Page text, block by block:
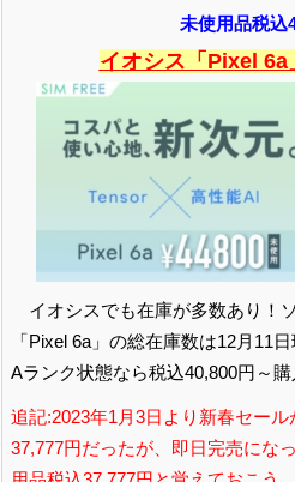
未使用品税込
イオシス「Pixel 6a
イオシスでも在庫が多数あり！
「Pixel 6a」の総在庫数は12月11
Aランク状態なら税込40,800円～購
追記:2023年1月3日より 新春セール
37,777円だったが、即日完売にな